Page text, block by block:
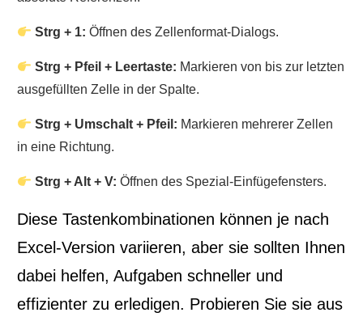
Strg + 1: Öffnen des Zellenformat-Dialogs.
Strg + Pfeil + Leertaste: Markieren von bis zur letzten
ausgefüllten Zelle in der Spalte.
Strg + Umschalt + Pfeil: Markieren mehrerer Zellen
in eine Richtung.
Strg + Alt + V: Öffnen des Spezial-Einfügefensters.
Diese Tastenkombinationen können je nach
Excel-Version variieren, aber sie sollten Ihnen
dabei helfen, Aufgaben schneller und
effizienter zu erledigen. Probieren Sie sie aus